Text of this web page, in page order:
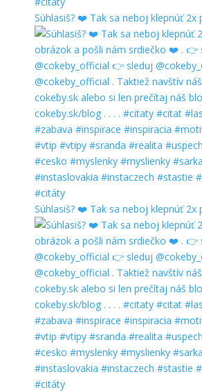
Súhlasiš? ❤️ Tak sa neboj klepnúť 2x
Súhlasiš? ❤️ Tak sa neboj klepnúť 2x